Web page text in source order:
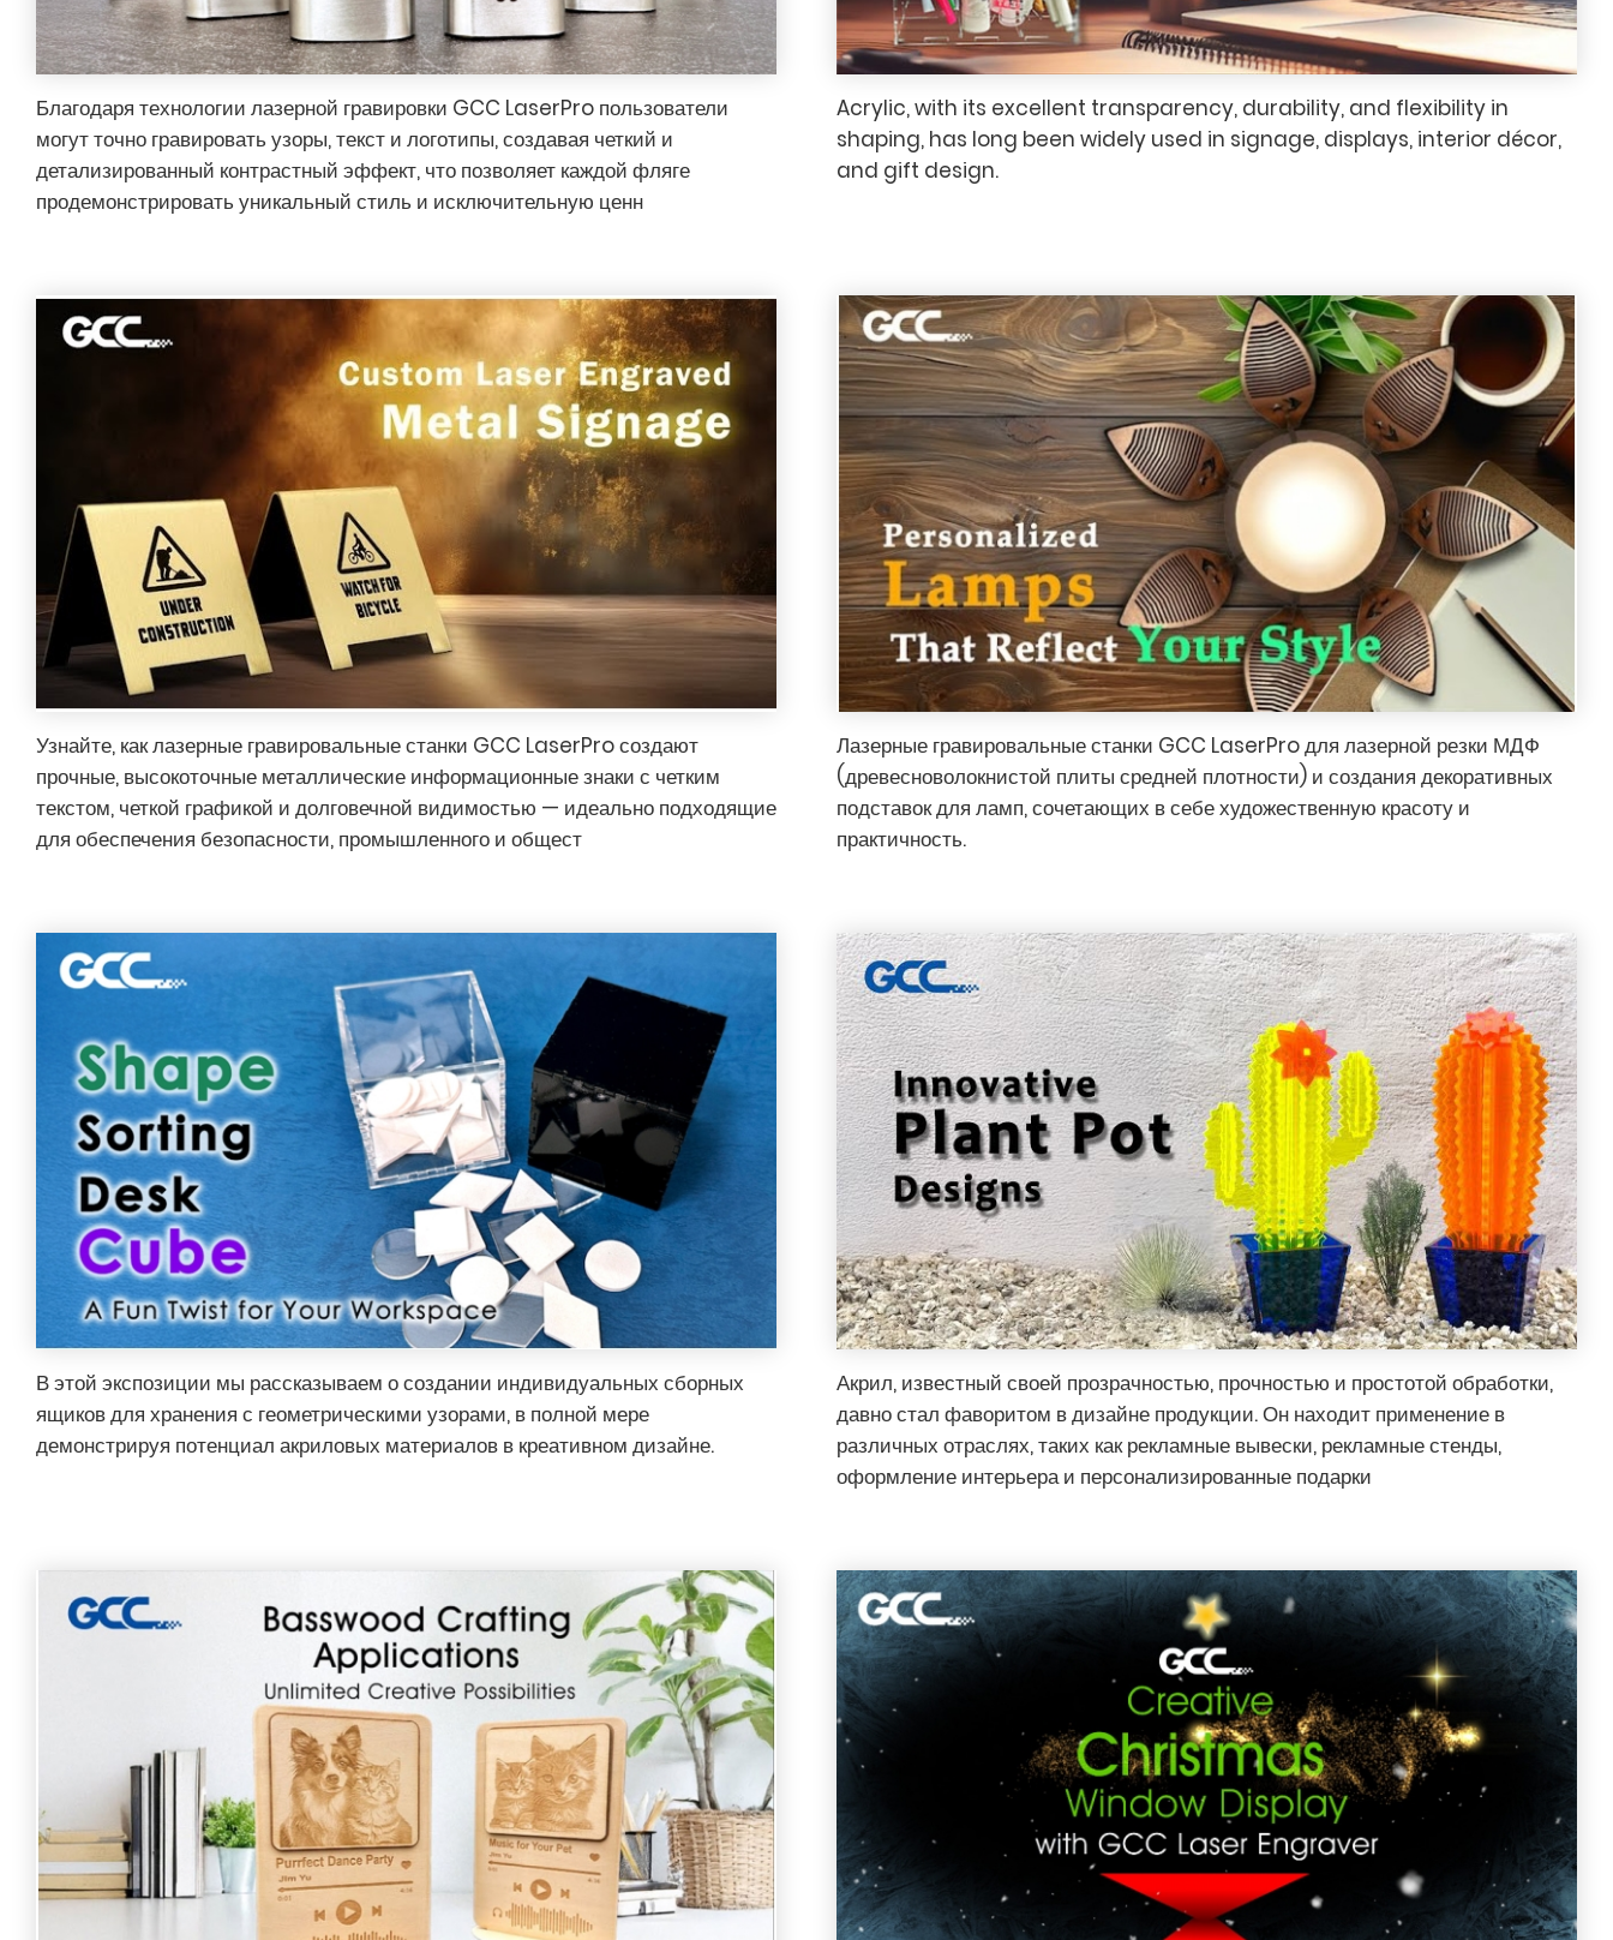
Благодаря технологии лазерной гравировки GCC LaserPro пользователи
могут точно гравировать узоры, текст и логотипы, создавая четкий и
детализированный контрастный эффект, что позволяет каждой фляге
продемонстрировать уникальный стиль и исключительную ценн
Acrylic, with its excellent transparency, durability, and flexibility in
shaping, has long been widely used in signage, displays, interior décor,
and gift design.
Узнайте, как лазерные гравировальные станки GCC LaserPro создают
прочные, высокоточные металлические информационные знаки с четким
текстом, четкой графикой и долговечной видимостью — идеально подходящие
для обеспечения безопасности, промышленного и общест
Лазерные гравировальные станки GCC LaserPro для лазерной резки МДФ
(древесноволокнистой плиты средней плотности) и создания декоративных
подставок для ламп, сочетающих в себе художественную красоту и
практичность.
В этой экспозиции мы рассказываем о создании индивидуальных сборных
ящиков для хранения с геометрическими узорами, в полной мере
демонстрируя потенциал акриловых материалов в креативном дизайне.
Акрил, известный своей прозрачностью, прочностью и простотой обработки,
давно стал фаворитом в дизайне продукции. Он находит применение в
различных отраслях, таких как рекламные вывески, рекламные стенды,
оформление интерьера и персонализированные подарки